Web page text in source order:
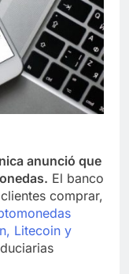
anunció que
El banco
comprar,
Litecoin y